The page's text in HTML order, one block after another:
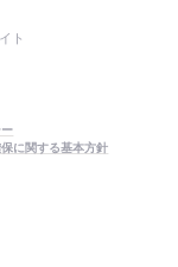
ト
に関する基本方針